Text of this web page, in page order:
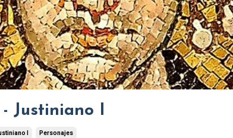
Justiniano I
I Personajes